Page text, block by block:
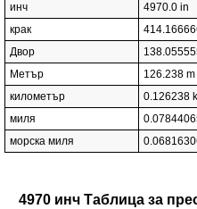
инч
4970.0 in
крак
Двор
Метър
126.238 m
километър
0.126238
миля
морска миля
4970 инч Таблица за